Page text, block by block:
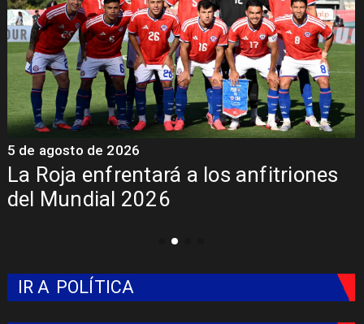
La Roja enfrentará a los anfitriones
del Mundial 2026
5 de agosto de 2026
IR A POLÍTICA